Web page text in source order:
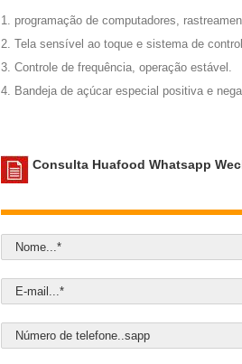
1. programação de computadores,
2. Tela sensível ao toque e sistema de
3. Controle de frequência, operação estável.
4. Bandeja de açúcar especial positiva e
Consulta Huafood Whatsapp